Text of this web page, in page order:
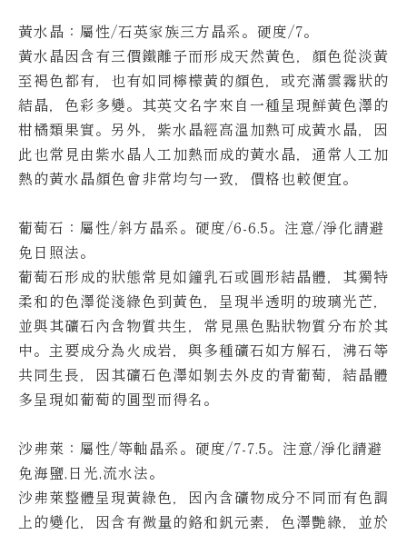
黃水晶 ：屬性/石英家族三方晶系。硬度/7。
黃水晶因含有三價鐵離子而形成天然黃色，顏色從淡黃
至褐色都有，也有如同檸檬黃的顏色，或充滿雲霧狀的
結晶，色彩多變。 其英文名字來自一種呈現鮮黃色澤的
柑橘類果實。另外，紫水晶經高溫加熱可成黃水晶，因
此也常見由紫水晶人工加熱而成的黃水晶，通常人工加
熱的黃水晶顏色會非常均勻一致，價格也較便宜。
葡萄石 ：屬性/斜方晶系。硬度/6-6.5。 注意/淨化請避
免日照法。
葡萄石形成的狀態常見如鐘乳石或圓形結晶體，其獨特
柔和的色澤從淺綠色到黃色，呈現半透明的玻璃光芒，
並與其礦石內含物質共生，常見黑色點狀物質分布於其
中。 主要成分為火成岩，與多種礦石如方解石，沸石等
共同生長，因其礦石色澤如剝去外皮的青葡萄，結晶體
多呈現如葡萄的圓型而得名。
沙弗萊：屬性/等軸晶系。硬度/7-7.5。 注意/淨化請避
免海鹽,日光,流水法。
沙弗萊整體呈現黃綠色，因內含礦物成分不同而有色調
上的變化，因含有微量的鉻和釩元素，色澤艷綠，並於